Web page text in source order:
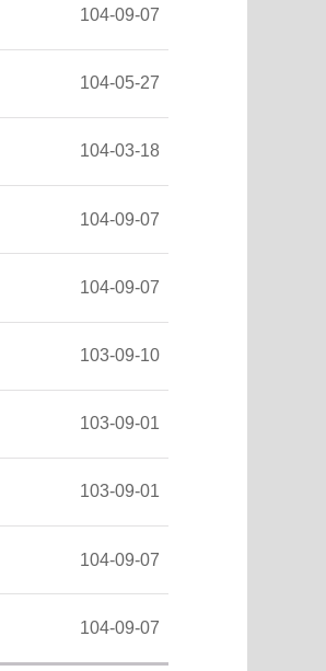
104-09-07
104-05-27
104-03-18
104-09-07
104-09-07
103-09-10
103-09-01
103-09-01
104-09-07
104-09-07